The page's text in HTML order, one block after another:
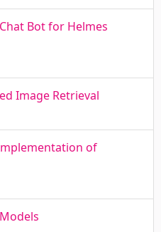
Bot for Helmes
Image Retrieval
of